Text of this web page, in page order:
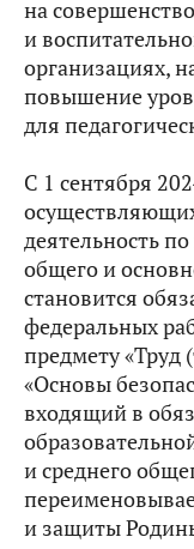
на
и
организациях,
повышение
для
С 1 сентября
деятельность
общего и
становится
федеральных
предмету «Труд
«Основы
входящий в
и среднего
и защиты